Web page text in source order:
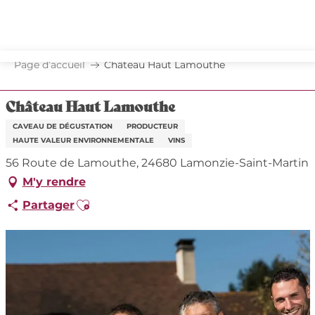
principal
Page d’accueil Château Haut Lamouthe
Château Haut Lamouthe
CAVEAU DE DÉGUSTATION
PRODUCTEUR
HAUTE VALEUR ENVIRONNEMENTALE
VINS
56 Route de Lamouthe, 24680 Lamonzie-Saint-Martin
M'y rendre
PartagerAjouter aux favoris